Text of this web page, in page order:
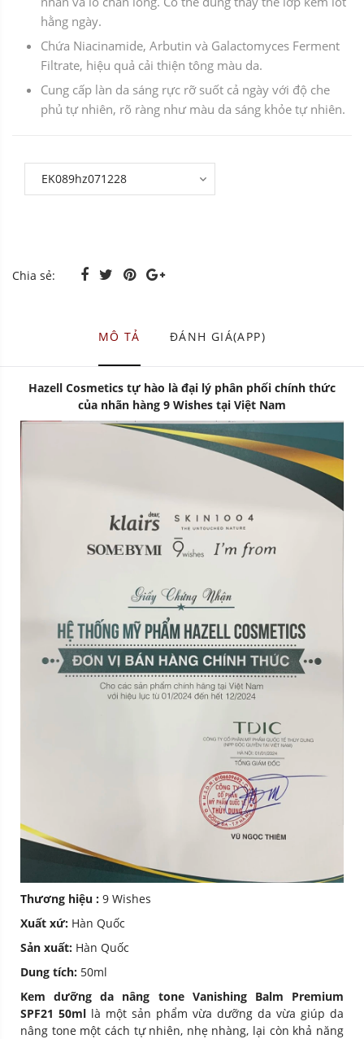
hằng ngày.
Chứa Niacinamide, Arbutin và Galactomyces Ferment
Filtrate, hiệu quả cải thiện tông màu da.
Cung cấp làn da sáng rực rỡ suốt cả ngày với độ che
phủ tự nhiên, rõ ràng như màu da sáng khỏe tự nhiên.
Chia sẻ:
MÔ TẢ ĐÁNH GIÁ(APP)
Hazell Cosmetics tự hào là đại lý phân phối chính thức
của nhãn hàng 9 Wishes tại Việt Nam
Thương hiệu : 9 Wishes
Xuất xứ: Hàn Quốc
Sản xuất: Hàn Quốc
Dung tích: 50ml
Kem dưỡng da nâng tone Vanishing Balm Premium
SPF21 50ml là một sản phẩm vừa dưỡng da vừa giúp da
nâng tone một cách tự nhiên, nhẹ nhàng, lại còn khả năng